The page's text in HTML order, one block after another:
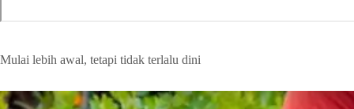
Mulai lebih awal, tetapi tidak terlalu dini